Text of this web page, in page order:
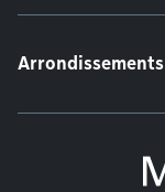
Arrondissements